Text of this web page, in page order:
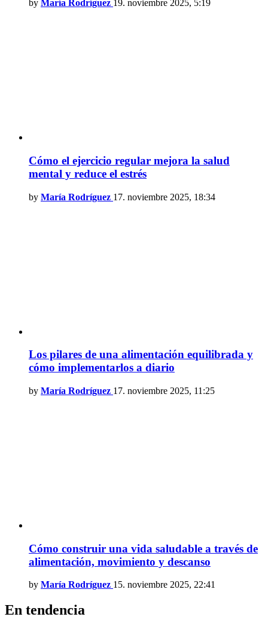
by María Rodríguez 19. noviembre 2025, 5:19
Cómo el ejercicio regular mejora la salud
mental y reduce el estrés
by María Rodríguez 17. noviembre 2025, 18:34
Los pilares de una alimentación equilibrada y
cómo implementarlos a diario
by María Rodríguez 17. noviembre 2025, 11:25
Cómo construir una vida saludable a través de
alimentación, movimiento y descanso
by María Rodríguez 15. noviembre 2025, 22:41
En tendencia